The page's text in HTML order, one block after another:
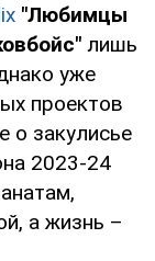
"Любимцы
лишь
уже
проектов
о закулисье
2023-24
а жизнь –